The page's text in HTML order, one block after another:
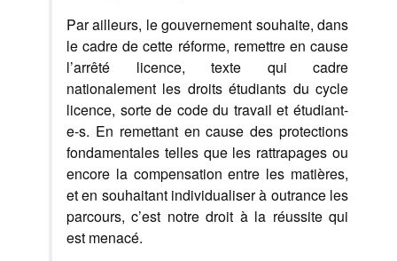
Par ailleurs, le gouvernement souhaite, dans
le cadre de cette réforme, remettre en cause
l’arrêté licence, texte qui cadre
nationalement les droits étudiants du cycle
licence, sorte de code du travail et étudiant-
e-s. En remettant en cause des protections
fondamentales telles que les rattrapages ou
encore la compensation entre les matières,
et en souhaitant individualiser à outrance les
parcours, c’est notre droit à la réussite qui
est menacé.